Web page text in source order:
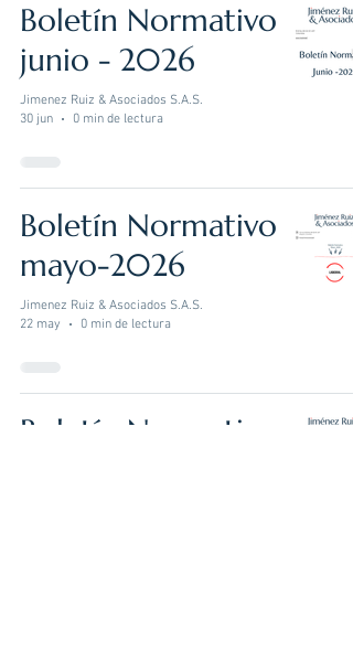
Boletín Normativo
junio - 2026
Jimenez Ruiz & Asociados S.A.S.
30 jun
0 min de lectura
Boletín Normativo
mayo-2026
Jimenez Ruiz & Asociados S.A.S.
22 may
0 min de lectura
Boletín Normativo